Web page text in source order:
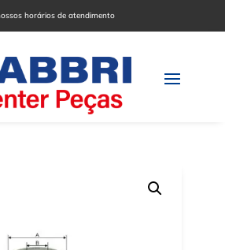
horários de atendimento